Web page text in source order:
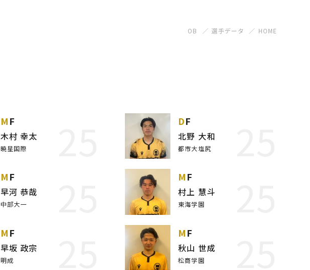
OB 選手データ HOME
MF
木村 幸太
暁星国際
DF
北野 大和
都市大塩尻
MF
早河 恭哉
中部大一
MF
村上 慧斗
東海学園
MF
早坂 政宗
明成
MF
秋山 世成
松商学園